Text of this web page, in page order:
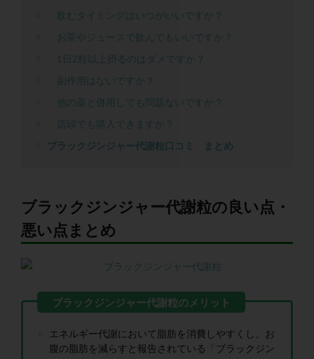
飲むタイミングはいつがいいですか？
お茶やジュースで飲んでもいいですか？
1日2粒以上摂るのはダメですか？
副作用はないですか？
他の薬と併用しても問題ないですか？
店頭でも購入できますか？
ブラックジンジャー代謝粒口コミ まとめ
ブラックジンジャー代謝粒の良い点・
悪い点まとめ
エネルギー代謝において脂肪を消費しやすくし、お
腹の脂肪を減らすと報告されている「ブラックジン